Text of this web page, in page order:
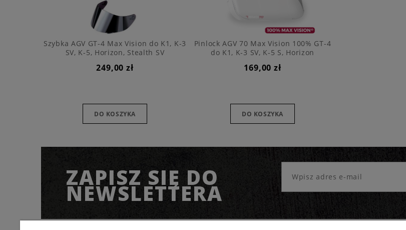
Szybka AGV GT-4 Max Vision do K1, K-3
SV, K-5, Horizon, Stealth SV
249,00 zł
DO KOSZYKA
Pinlock AGV 70 Max Vision 100% GT-4
do K1, K-3 SV, K-5 S, Horizon
169,00 zł
DO KOSZYKA
ZAPISZ SIĘ DO
NEWSLETTERA